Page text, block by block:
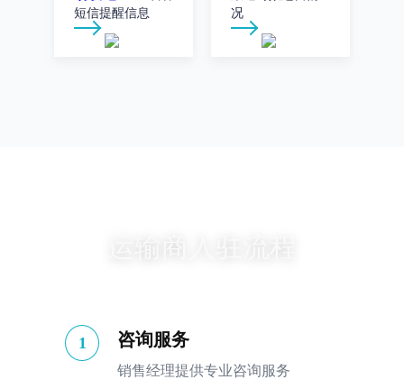
短信提醒信息
况
1 咨询服务
销售经理提供专业咨询服务